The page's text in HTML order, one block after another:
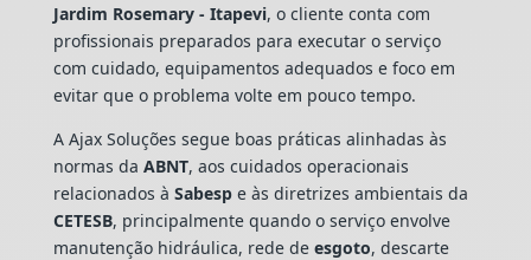
Jardim Rosemary - Itapevi, o cliente conta com
profissionais preparados para executar o serviço
com cuidado, equipamentos adequados e foco em
evitar que o problema volte em pouco tempo.
A Ajax Soluções segue boas práticas alinhadas às
normas da ABNT, aos cuidados operacionais
relacionados à Sabespe às diretrizes ambientais da
CETESB, principalmente quando o serviço envolve
manutenção hidráulica, rede de esgoto, descarte